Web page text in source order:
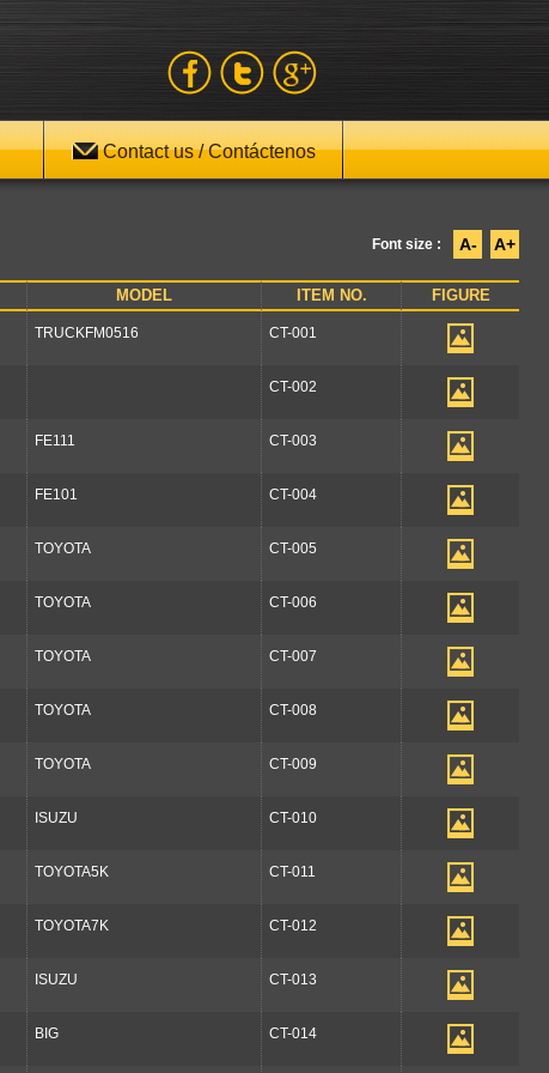
Contact us / Contáctenos
Font size : A- A+
MODEL ITEM NO. FIGURE
TRUCKFM0516 CT-001
CT-002
FE111 CT-003
FE101 CT-004
TOYOTA CT-005
TOYOTA CT-006
TOYOTA CT-007
TOYOTA CT-008
TOYOTA CT-009
ISUZU CT-010
TOYOTA5K CT-011
TOYOTA7K CT-012
ISUZU CT-013
BIG CT-014